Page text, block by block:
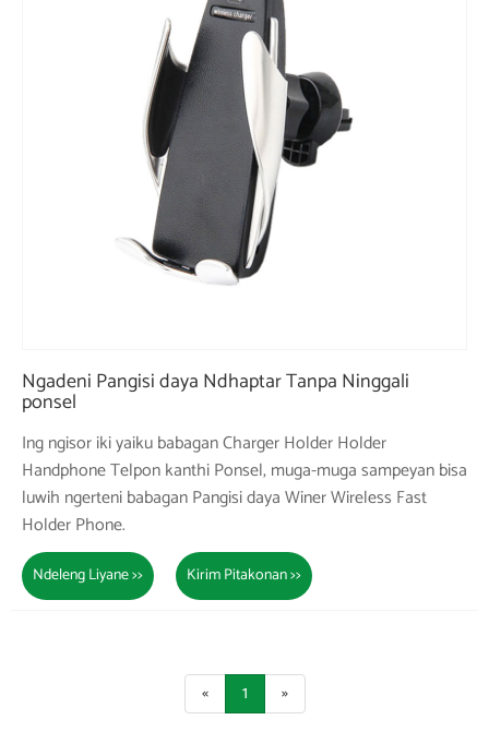
Ngadeni Pangisi daya Ndhaptar Tanpa Ninggali
ponsel
Ing ngisor iki yaiku babagan Charger Holder Holder
Handphone Telpon kanthi Ponsel, muga-muga sampeyan bisa
luwih ngerteni babagan Pangisi daya Winer Wireless Fast
Holder Phone.
Ndeleng Liyane >> Kirim Pitakonan >>
« 1 »